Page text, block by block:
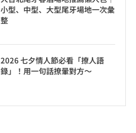
小型、中型、大型尾牙場地一次彙
整
2026 七夕情人節必看「撩人語
錄」！用一句話撩暈對方～